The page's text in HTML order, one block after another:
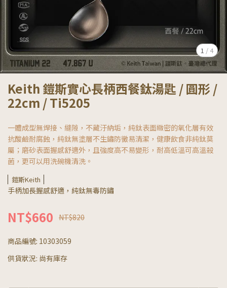
1 / 4
Keith 鎧斯實心長柄西餐鈦湯匙 / 圓形 /
22cm / Ti5205
一體成型無焊接、縫隙，不藏汙納垢，純鈦表面緻密的氧化層有效
抗酸鹼耐腐蝕，純鈦無塗層不生鏽防黴易清潔，健康飲食非純鈦莫
屬；磨砂表面握感舒適外，且強度高不易變形，耐高低溫可高溫殺
菌，更可以用洗碗機清洗。
鎧斯Keith
手柄加長握感舒適，純鈦無毒防鏽
NT$660 NT$820
商品編號: 10303059
供貨狀況: 尚有庫存